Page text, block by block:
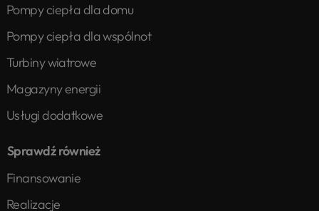
Pompy ciepła dla domu
Pompy ciepła dla wspólnot
Turbiny wiatrowe
Magazyny energii
Usługi dodatkowe
Sprawdź również
Finansowanie
Realizacje